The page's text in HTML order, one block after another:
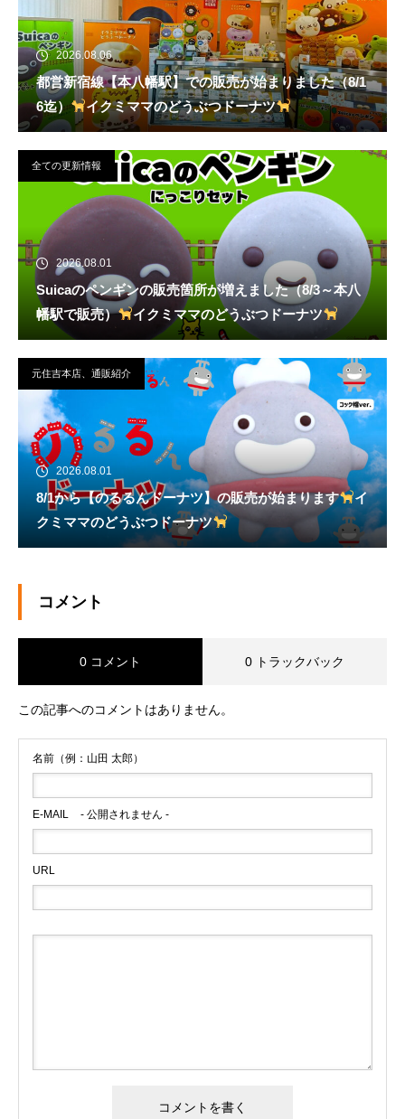
2026.08.06
都営新宿線【本八幡駅】での販売が始まりました（8/1
6迄）
イクミママのどうぶつドーナツ
全ての更新情報
2026.08.01
Suicaのペンギンの販売箇所が増えました（8/3～本八
幡駅で販売）
イクミママのどうぶつドーナツ
元住吉本店、通販紹介
2026.08.01
8/1から【のるるんドーナツ】の販売が始まります
イ
クミママのどうぶつドーナツ
コメント
0 コメント 0 トラックバック
この記事へのコメントはありません。
名前（例：山田 太郎）
E-MAIL - 公開されません -
URL